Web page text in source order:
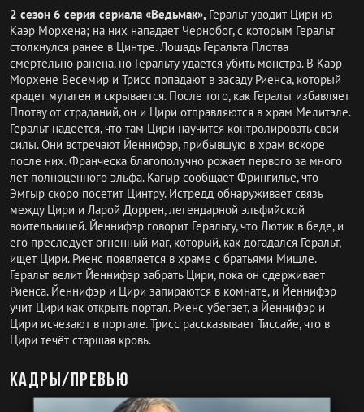
2 сезон 6 серия сериала «Ведьмак», Геральт уводит Цири из
Каэр Морхена; на них нападает Чернобог, с которым Геральт
столкнулся ранее в Цинтре. Лошадь Геральта Плотва
смертельно ранена, но Геральту удается убить монстра. В Каэр
Морхене Весемир и Трисс попадают в засаду Риенса, который
крадет мутаген и скрывается. После того, как Геральт избавляет
Плотву от страданий, он и Цири отправляются в храм Мелитэле.
Геральт надеется, что там Цири научится контролировать свои
силы. Они встречают Йеннифэр, прибывшую в храм вскоре
после них. Франческа благополучно рожает первого за много
лет полноценного эльфа. Кагыр сообщает Фрингилье, что
Эмгыр скоро посетит Цинтру. Истредд обнаруживает связь
между Цири и Ларой Доррен, легендарной эльфийской
воительницей. Йеннифэр говорит Геральту, что Лютик в беде, и
его преследует огненный маг, который, как догадался Геральт,
ищет Цири. Риенс появляется в храме с братьями Мишле.
Геральт велит Йеннифэр забрать Цири, пока он сдерживает
Риенса. Йеннифэр и Цири запираются в комнате, и Йеннифэр
учит Цири как открыть портал. Риенс убегает, а Йеннифэр и
Цири исчезают в портале. Трисс рассказывает Тиссайе, что в
Цири течёт старшая кровь.
Кадры/превью